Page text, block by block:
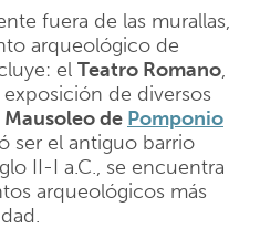
fuera de las murallas,
arqueológico de
el Teatro Romano,
de diversos
Mausoleo de Pomponio
ser el antiguo barrio
II-I a.C., se encuentra
arqueológicos más